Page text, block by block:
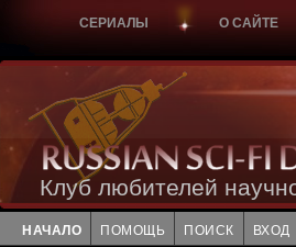
СЕРИАЛЫ О САЙТЕ
Клуб любителей
НАЧАЛО ПОМОЩЬ ПОИСК ВХОД